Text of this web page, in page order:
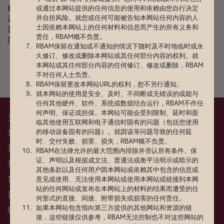
精彩的专题讨论与互动式工作坊，为与会者带来了关于建
设可持续社会服务人力队伍的宝贵见解，并探讨如何利用
新兴技术，特别是人工智能（AI），应对日益复杂和多变
的社会挑战。
关于我们
我们的团队
我们的服务
我们的资金
我们的策略
新闻站
联系我们
或通过本网站提供的任何信息的使用和依赖由您自行决定
并自担风险。就您或任何可能被告知本网站任何内容的人
士因依赖本网站上的任何材料和信息而产生的所有义务和
责任，RBAM概不负责。
RBAM保留在通知或不通知的情况下随时及不时地临时或永
久修订、修改或删除本网站或其任何部分内容的权利。就
本网站或其任何部分内容的任何修订、修改或删除，RBAM
不对任何人士负责。
RBAM保留更改本网站URL的权利，恕不另行通知。
就本网站的使用是安全、及时、不间断或无错误的或能与
任何其他硬件、软件、系统或数据结合运行，RBAM不作任
何声明、保证或担保。本网站可能会受到限制、延时和面
临其他使用互联网和电子通信时固有的问题（包括您使用
的移动设备固有的问题）。就因该等问题导致的任何延
时、交付失败、损害、损失，RBAM概不负责。
RBAM在法律允许的最大范围内排除并否认所有条件、保
证、声明以及根据成文法、普通法或衡平法明示或暗示的
其他条款以及任何用户因本网站或依赖其中包含的信息或
意见或使用、无法使用本网站或使用本网站或链接到本网
站的任何网站或发布在本网站上的材料的结果而遭受的任
何形式的直接、间接、附带损失或损害的任何责任。
如果本网站包含指向第三方提供的其他网站和资源的链
接，这些链接仅供参考，RBAM无法控制也不对这些网站的